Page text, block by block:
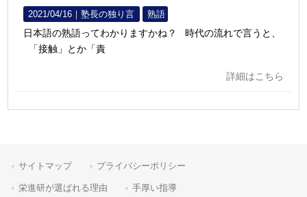
2021/04/16｜塾長の独り言 熟語
日本語の熟語ってわかりますかね？ 時代の流れで言うと、
「接触」とか「責
詳細はこちら
サイトマップ プライバシーポリシー
栄進研が選ばれる理由 手厚い指導